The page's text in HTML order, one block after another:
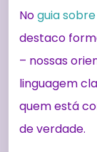
Noguia
destaco
– nossas
linguagem
quem está
de verdade.